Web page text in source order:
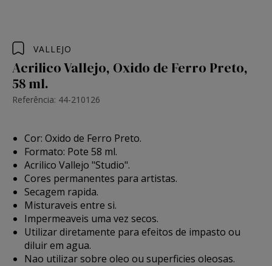
VALLEJO
Acrilico Vallejo, Oxido de Ferro Preto,
58 ml.
Referência: 44-210126
Cor: Oxido de Ferro Preto.
Formato: Pote 58 ml.
Acrilico Vallejo "Studio".
Cores permanentes para artistas.
Secagem rapida.
Misturaveis entre si.
Impermeaveis uma vez secos.
Utilizar diretamente para efeitos de impasto ou
diluir em agua.
Nao utilizar sobre oleo ou superficies oleosas.